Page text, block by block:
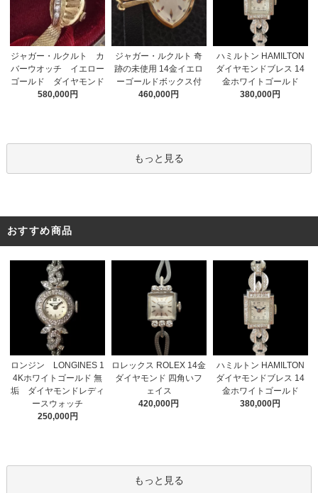
ジャガー・ルクルト カ
バーウオッチ イエロー
ゴールド ダイヤモンド
580,000円
ジャガー・ルクルト 奇
跡の未使用 14金イエロ
ーゴールドボックス付
460,000円
ハミルトン HAMILTON
ダイヤモンドブレス 14
金ホワイトゴールド
380,000円
もっと見る
おすすめ商品
ロンジン LONGINES 1
4Kホワイトゴールド 無
垢 ダイヤモンドレディ
ースウォッチ
250,000円
ロレックス ROLEX 14金
ダイヤモンド 四角いフ
ェイス
420,000円
ハミルトン HAMILTON
ダイヤモンドブレス 14
金ホワイトゴールド
380,000円
もっと見る